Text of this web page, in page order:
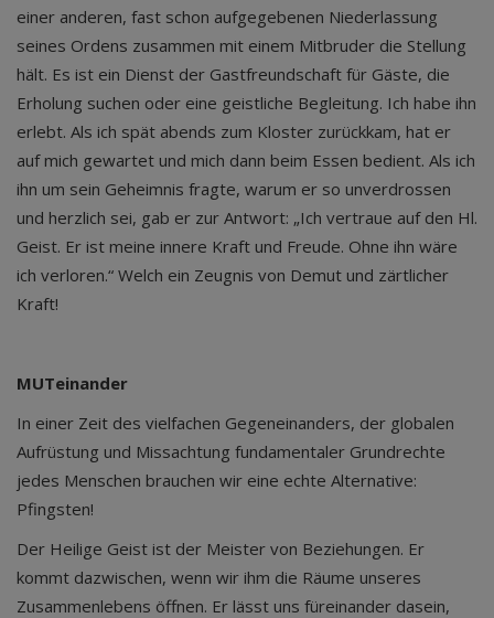
einer anderen, fast schon aufgegebenen Niederlassung
seines Ordens zusammen mit einem Mitbruder die Stellung
hält. Es ist ein Dienst der Gastfreundschaft für Gäste, die
Erholung suchen oder eine geistliche Begleitung. Ich habe ihn
erlebt. Als ich spät abends zum Kloster zurückkam, hat er
auf mich gewartet und mich dann beim Essen bedient. Als ich
ihn um sein Geheimnis fragte, warum er so unverdrossen
und herzlich sei, gab er zur Antwort: „Ich vertraue auf den Hl.
Geist. Er ist meine innere Kraft und Freude. Ohne ihn wäre
ich verloren.“ Welch ein Zeugnis von Demut und zärtlicher
Kraft!
MUTeinander
In einer Zeit des vielfachen Gegeneinanders, der globalen
Aufrüstung und Missachtung fundamentaler Grundrechte
jedes Menschen brauchen wir eine echte Alternative:
Pfingsten!
Der Heilige Geist ist der Meister von Beziehungen. Er
kommt dazwischen, wenn wir ihm die Räume unseres
Zusammenlebens öffnen. Er lässt uns füreinander dasein,